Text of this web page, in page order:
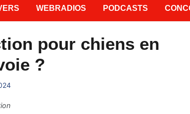
WEBRADIOS PODCASTS
pour chiens en
?